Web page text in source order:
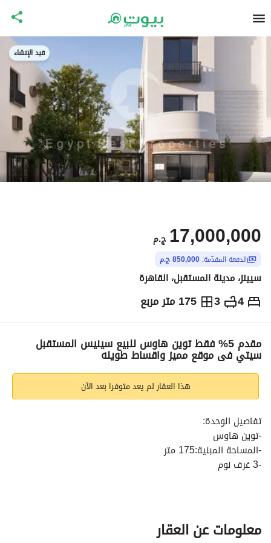
قيد الإنشاء
ج.م 17,000,000
الدفعة المقدّمة: 850,000 ج.م
سيينز، مدينة المستقبل، القاهرة
4
3 175 متر مربع ج.م17,000,000
الاماكن القريبة
مقدم 5% فقط توين هاوس للبيع سينيس المستقبل
سيتي فى موقع مميز واقساط طويله
هذا العقار لم يعد متوفرا بعد الآن
تفاصيل الوحدة:
-توين هاوس
-المساحة المبنية:175 متر
-3 غرف نوم
-تراس
-ريسيبشن
معلومات عن العقار